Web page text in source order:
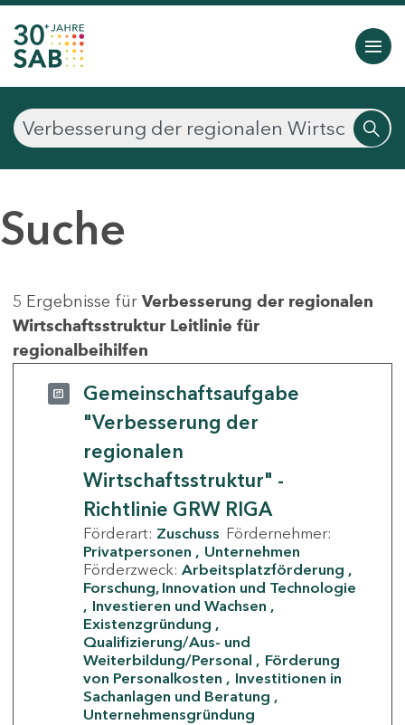
Suche
5 Ergebnisse für Verbesserung der regionalen
Wirtschaftsstruktur Leitlinie für
regionalbeihilfen
Gemeinschaftsaufgabe
"Verbesserung der
regionalen
Wirtschaftsstruktur" -
Richtlinie GRW RIGA
Förderart: Zuschuss Fördernehmer:
Privatpersonen
Unternehmen
Förderzweck: Arbeitsplatzförderung
Forschung, Innovation und Technologie
Investieren und Wachsen
Existenzgründung
Qualifizierung/Aus- und
Weiterbildung/Personal
Förderung
von Personalkosten
Investitionen in
Sachanlagen und Beratung
Unternehmensgründung